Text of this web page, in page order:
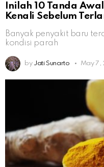
Inilah 10 Tanda
Kenali Sebelum
Banyak penyakit baru
kondisi parah
by Jati Sunarto May 7,